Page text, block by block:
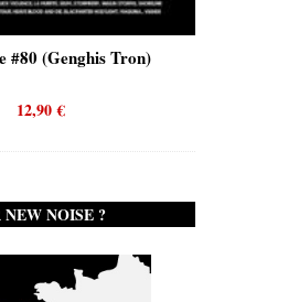
#80 (Genghis Tron)
12,90€
NOISE ?